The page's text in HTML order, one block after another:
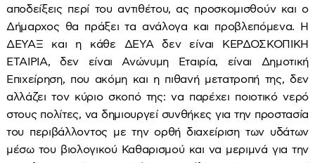
αποδείξεις περί του αντιθέτου, ας προσκομισθούν και ο
Δήμαρχος θα πράξει τα ανάλογα και προβλεπόμενα. Η
ΔΕΥΑΞ και η κάθε ΔΕΥΑ δεν είναι ΚΕΡΔΟΣΚΟΠΙΚΗ
ΕΤΑΙΡΙΑ, δεν είναι Ανώνυμη Εταιρία, είναι Δημοτική
Επιχείρηση, που ακόμη και η πιθανή μετατροπή της, δεν
αλλάζει τον κύριο σκοπό της: να παρέχει ποιοτικό νερό
στους πολίτες, να δημιουργεί συνθήκες για την προστασία
του περιβάλλοντος με την ορθή διαχείριση των υδάτων
μέσω του βιολογικού Καθαρισμού και να μεριμνά για την